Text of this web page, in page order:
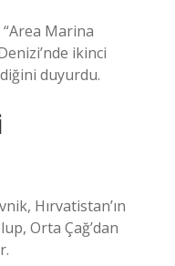
Marina
ikinci
duyurdu.
Hırvatistan’ın
Orta Çağ’dan